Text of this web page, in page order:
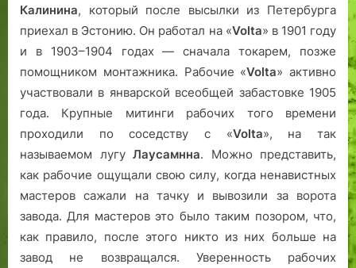
Калинина, который после высылки из Петербурга
приехал в Эстонию. Он работал на «Volta» в 1901 году
и в 1903–1904 годах — сначала токарем, позже
помощником монтажника. Рабочие «Volta» активно
участвовали в январской всеобщей забастовке 1905
года. Крупные митинги рабочих того времени
проходили по соседству с «Volta», на так
называемом лугу Лаусамнна. Можно представить,
как рабочие ощущали свою силу, когда ненавистных
мастеров сажали на тачку и вывозили за ворота
завода. Для мастеров это было таким позором, что,
как правило, после этого никто из них больше на
завод не возвращался. Уверенность рабочих